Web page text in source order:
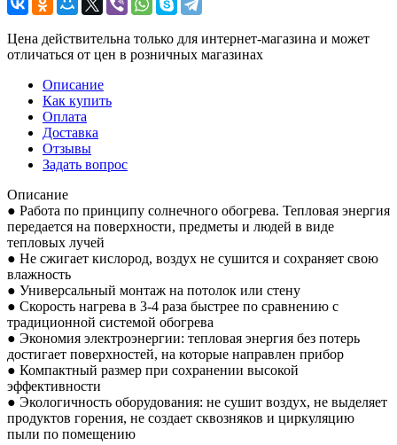
Цена действительна только для интернет-магазина и может
отличаться от цен в розничных магазинах
Описание
Как купить
Оплата
Доставка
Отзывы
Задать вопрос
Описание
● Работа по принципу солнечного обогрева. Тепловая энергия
передается на поверхности, предметы и людей в виде
тепловых лучей
● Не сжигает кислород, воздух не сушится и сохраняет свою
влажность
● Универсальный монтаж на потолок или стену
● Скорость нагрева в 3-4 раза быстрее по сравнению с
традиционной системой обогрева
● Экономия электроэнергии: тепловая энергия без потерь
достигает поверхностей, на которые направлен прибор
● Компактный размер при сохранении высокой
эффективности
● Экологичность оборудования: не сушит воздух, не выделяет
продуктов горения, не создает сквозняков и циркуляцию
пыли по помещению